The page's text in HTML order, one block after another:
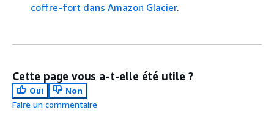
coffre-fort dans Amazon Glacier.
Cette page vous a-t-elle été utile ?
Oui
Non
Faire un commentaire